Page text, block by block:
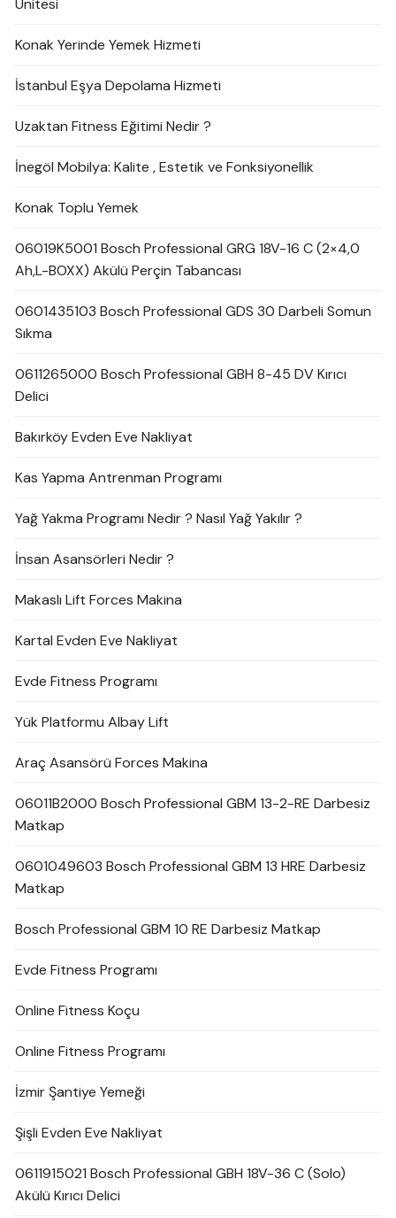
Konak Yerinde Yemek Hizmeti
İstanbul Eşya Depolama Hizmeti
Uzaktan Fitness Eğitimi Nedir ?
İnegöl Mobilya: Kalite , Estetik ve Fonksiyonellik
Konak Toplu Yemek
06019K5001 Bosch Professional GRG 18V-16 C (2×4,0
Ah,L-BOXX) Akülü Perçin Tabancası
0601435103 Bosch Professional GDS 30 Darbeli Somun
Sıkma
0611265000 Bosch Professional GBH 8-45 DV Kırıcı
Delici
Bakırköy Evden Eve Nakliyat
Kas Yapma Antrenman Programı
Yağ Yakma Programı Nedir ? Nasıl Yağ Yakılır ?
İnsan Asansörleri Nedir ?
Makaslı Lift Forces Makina
Kartal Evden Eve Nakliyat
Evde Fitness Programı
Yük Platformu Albay Lift
Araç Asansörü Forces Makina
06011B2000 Bosch Professional GBM 13-2-RE Darbesiz
Matkap
0601049603 Bosch Professional GBM 13 HRE Darbesiz
Matkap
Bosch Professional GBM 10 RE Darbesiz Matkap
Evde Fitness Programı
Online Fitness Koçu
Online Fitness Programı
İzmir Şantiye Yemeği
Şişli Evden Eve Nakliyat
0611915021 Bosch Professional GBH 18V-36 C (Solo)
Akülü Kırıcı Delici